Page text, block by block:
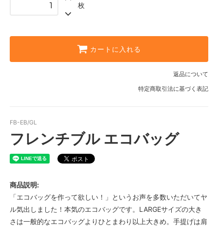
枚
カートに入れる
返品について
特定商取引法に基づく表記
FB-EB/GL
フレンチブル エコバッグ
商品説明:
「エコバッグを作って欲しい！」というお声を多数いただいてヤ
ル気出しました！本気のエコバッグです。LARGEサイズの大き
さは一般的なエコバッグよりひとまわり以上大きめ。手提げは肩